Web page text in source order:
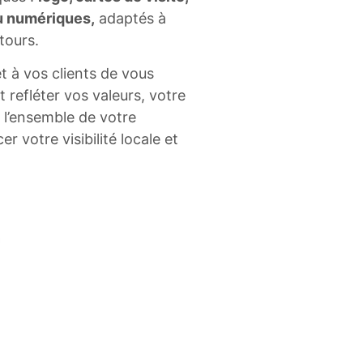
numériques, adaptés à
à vos clients de vous
refléter vos valeurs, votre
de votre
votre visibilité locale et